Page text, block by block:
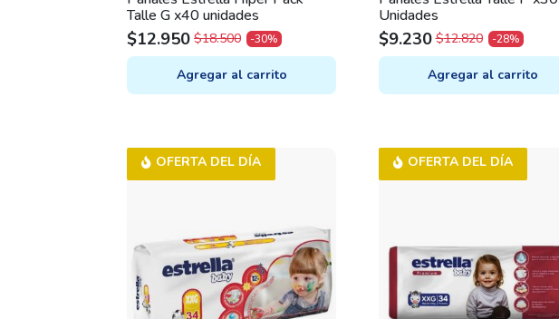
Talle G x40 unidades
$18.500
ORIGINAL
PRICE
WAS:
$12.950
CURRENT
PRICE
IS:
-30%
Agregar al carrito
Unidades
$12.820
ORIGINAL
PRICE
WAS:
$9.230
CURRENT
PRICE
IS:
-28%
Agregar al carrito
OFERTA DEL DÍA OFERTA DEL DÍA